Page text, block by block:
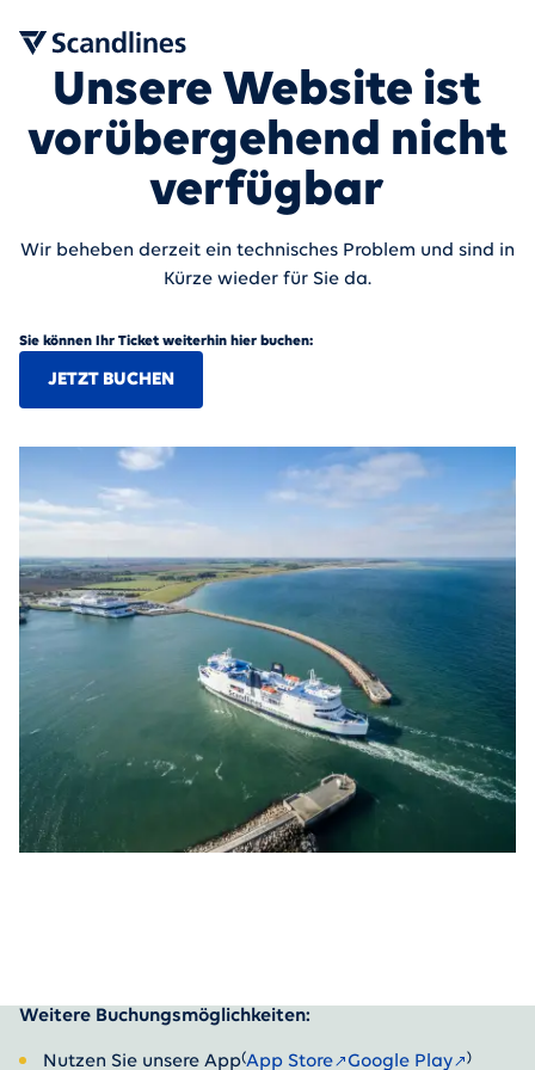
Unsere Website ist
vorübergehend nicht
verfügbar
Wir beheben derzeit ein technisches Problem und sind in
Kürze wieder für Sie da.
Sie können Ihr Ticket weiterhin hier buchen:
JETZT BUCHEN
Weitere Buchungsmöglichkeiten:
Nutzen Sie unsere App(App Store Google Play )